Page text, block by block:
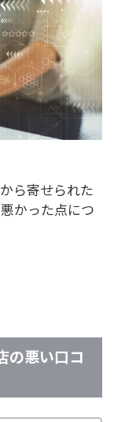
ら寄せられた
かった点につ
の悪い口コ